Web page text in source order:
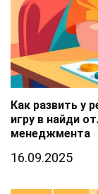
Как развить у
игру в найди
менеджмента
16.09.2025